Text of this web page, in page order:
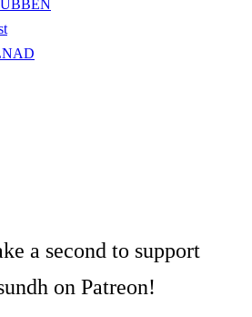
a second to support
on Patreon!